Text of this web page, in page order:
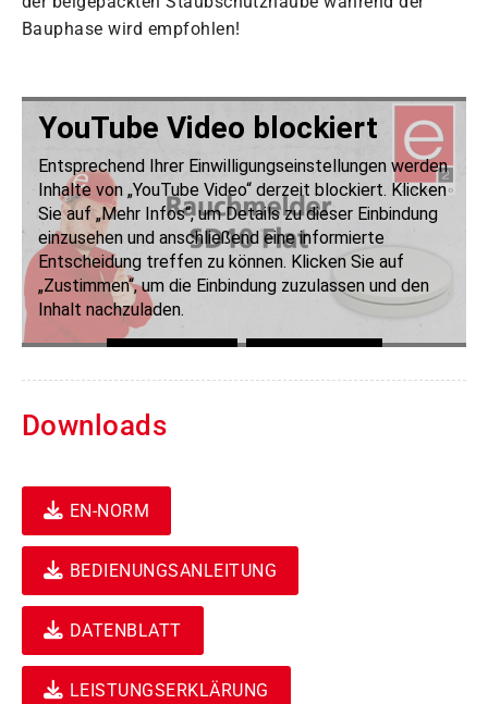
Bauphase wird empfohlen!
Downloads
EN-NORM
BEDIENUNGSANLEITUNG
DATENBLATT
LEISTUNGSERKLÄRUNG